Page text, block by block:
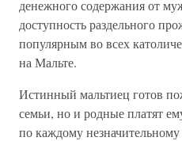
денежного содержания от
доступность раздельного
популярным во всех
на Мальте.
Истинный мальтиец готов
семьи, но и родные платят
по каждому незначительному